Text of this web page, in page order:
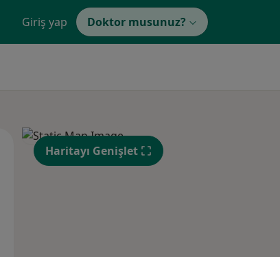
Giriş yap Doktor musunuz?
12 Ağustos
Per,
13 Ağustos
Cum,
14 Ağustos
Haritayı Genişlet